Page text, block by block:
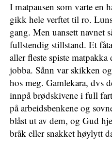
I matpausen som varte en
gikk hele verftet til ro.
gang. Men uansett navnet
fullstendig stillstand. Et
aller fleste spiste
jobba. Sånn var skikken
hos meg. Gamlekara, dvs
innpå brødskivene i full
på arbeidsbenkene og
blåst ut av dem, og Gud
bråk eller snakket høylytt